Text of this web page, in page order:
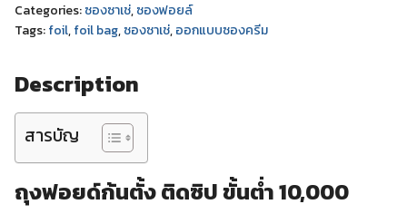
Categories:ซองซาเช่,ซองฟอยล์
Tags:foil,foil bag,ซองซาเช่,ออกแบบซองครีม
Description
สารบัญ
ถุงฟอยด์ก้นตั้ง ติดซิป ขั้นต่ำ 10,000